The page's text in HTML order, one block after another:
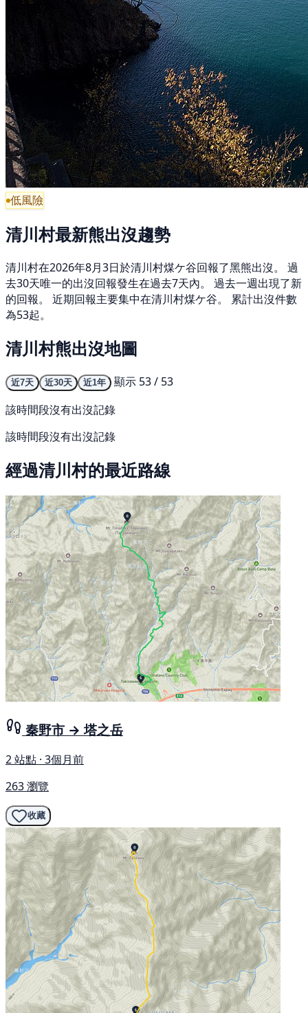
低風險
清川村最新熊出沒趨勢
清川村在2026年8月3日於清川村煤ケ谷回報了黑熊出沒。 過
去30天唯一的出沒回報發生在過去7天內。 過去一週出現了新
的回報。 近期回報主要集中在清川村煤ケ谷。 累計出沒件數
為53起。
清川村熊出沒地圖
近7天 近30天 近1年
顯示 53 / 53
該時間段沒有出沒記錄
該時間段沒有出沒記錄
經過清川村的最近路線
秦野市 → 塔之岳
2 站點 · 3個月前
263 瀏覽
收藏